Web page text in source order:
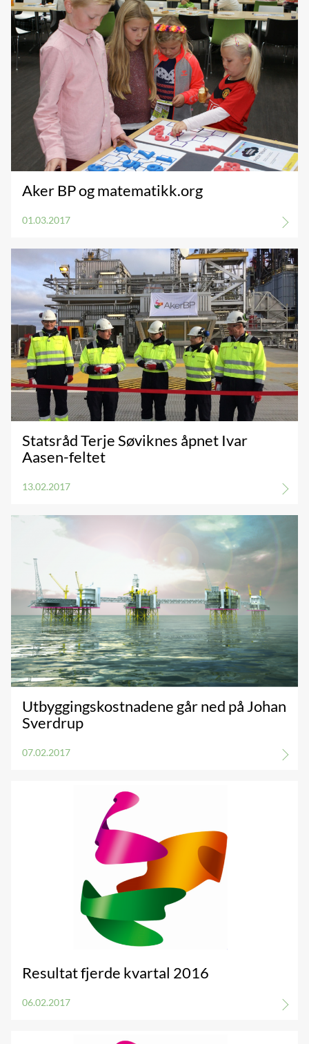
Aker BP og matematikk.org
01.03.2017
Statsråd Terje Søviknes åpnet Ivar
Aasen-feltet
13.02.2017
Utbyggingskostnadene går ned på Johan
Sverdrup
07.02.2017
Resultat fjerde kvartal 2016
06.02.2017